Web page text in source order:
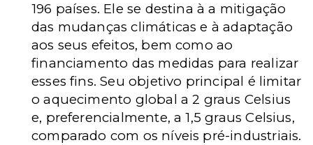
196 países. Ele se destina à a mitigação
das mudanças climáticas e à adaptação
aos seus efeitos, bem como ao
financiamento das medidas para realizar
esses fins. Seu objetivo principal é limitar
o aquecimento global a 2 graus Celsius
e, preferencialmente, a 1,5 graus Celsius,
comparado com os níveis pré-industriais.